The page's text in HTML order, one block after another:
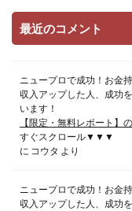
最近のコメント
ニュープロで成功！お金
収入アップした人、成功
います！
【限定・無料レポート】
すぐスクロール▼▼▼
に コウタ より
ニュープロで成功！お金
収入アップした人、成功